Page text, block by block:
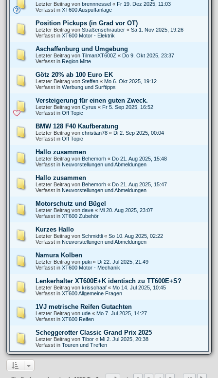
Letzter Beitrag von brennnessel « Fr 19. Dez 2025, 11:03
Verfasst in XT600 Auspuffanlage
Position Pickups (in Grad vor OT)
Letzter Beitrag von Straßenschrauber « Sa 1. Nov 2025, 19:26
Verfasst in XT600 Motor - Elektrik
Aschaffenburg und Umgebung
Letzter Beitrag von TilmanXT600Z « Do 9. Okt 2025, 23:37
Verfasst in Region Mitte
Götz 20% ab 100 Euro EK
Letzter Beitrag von Steffen « Mo 6. Okt 2025, 19:12
Verfasst in Werbung und Surftipps
Versteigerung für einen guten Zweck.
Letzter Beitrag von Cyrus « Fr 5. Sep 2025, 16:52
Verfasst in Off Topic
BMW 128 F40 Kaufberatung
Letzter Beitrag von christian78 « Di 2. Sep 2025, 00:04
Verfasst in Off Topic
Hallo zusammen
Letzter Beitrag von Behemorh « Do 21. Aug 2025, 15:48
Verfasst in Neuvorstellungen und Abmeldungen
Hallo zusammen
Letzter Beitrag von Behemorh « Do 21. Aug 2025, 15:47
Verfasst in Neuvorstellungen und Abmeldungen
Motorschutz und Bügel
Letzter Beitrag von dave « Mi 20. Aug 2025, 23:07
Verfasst in XT600 Zubehör
Kurzes Hallo
Letzter Beitrag von Schmidtli « So 10. Aug 2025, 02:22
Verfasst in Neuvorstellungen und Abmeldungen
Namura Kolben
Letzter Beitrag von puki « Di 22. Jul 2025, 21:49
Verfasst in XT600 Motor - Mechanik
Lenkerhalter XT600E+K identisch zu TT600E+S?
Letzter Beitrag von krisschaaf « Mo 14. Jul 2025, 10:45
Verfasst in XT600 Allgemeine Fragen
1VJ metrische Reifen Gutachten
Letzter Beitrag von ude « Mo 7. Jul 2025, 14:27
Verfasst in XT600 Reifen
Scheggerotter Classic Grand Prix 2025
Letzter Beitrag von Tibor « Mi 2. Jul 2025, 20:38
Verfasst in Touren und Treffen